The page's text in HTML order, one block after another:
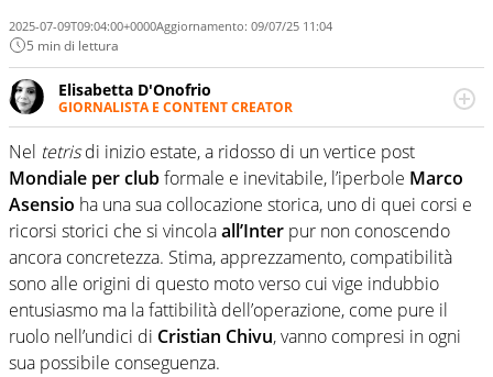
2025-07-09T09:04:00+0000Aggiornamento: 09/07/25 11:04
5 min di lettura
Elisabetta D'Onofrio
GIORNALISTA E CONTENT CREATOR
Giornalista professionista dal 2007, scrive per curiosità
personale e necessità: soprattutto di calcio, di sport e dei
suoi protagonisti, concedendosi innocenti evasioni
nell'ambito della creazione di format. Un tempo ala
destra, oggi si sente a suo agio nel ruolo di libero. Cura
una classifica riservata dei migliori 5 calciatori di sempre.
Nel tetrisdi inizio estate, a ridosso di un vertice post
Mondiale per clubformale e inevitabile, l’iperbole Marco
Asensio ha una sua collocazione storica, uno di quei corsi e
ricorsi storici che si vincolaall’Inter pur non conoscendo
ancora concretezza. Stima, apprezzamento, compatibilità
sono alle origini di questo moto verso cui vige indubbio
entusiasmo ma la fattibilità dell’operazione, come pure il
ruolo nell’undici di Cristian Chivu, vanno compresi in ogni
sua possibile conseguenza.